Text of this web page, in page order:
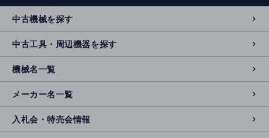
もっと見る
中古機械を探す
中古工具・周辺機器を探す
機械名一覧
メーカー名一覧
入札会・特売会情報